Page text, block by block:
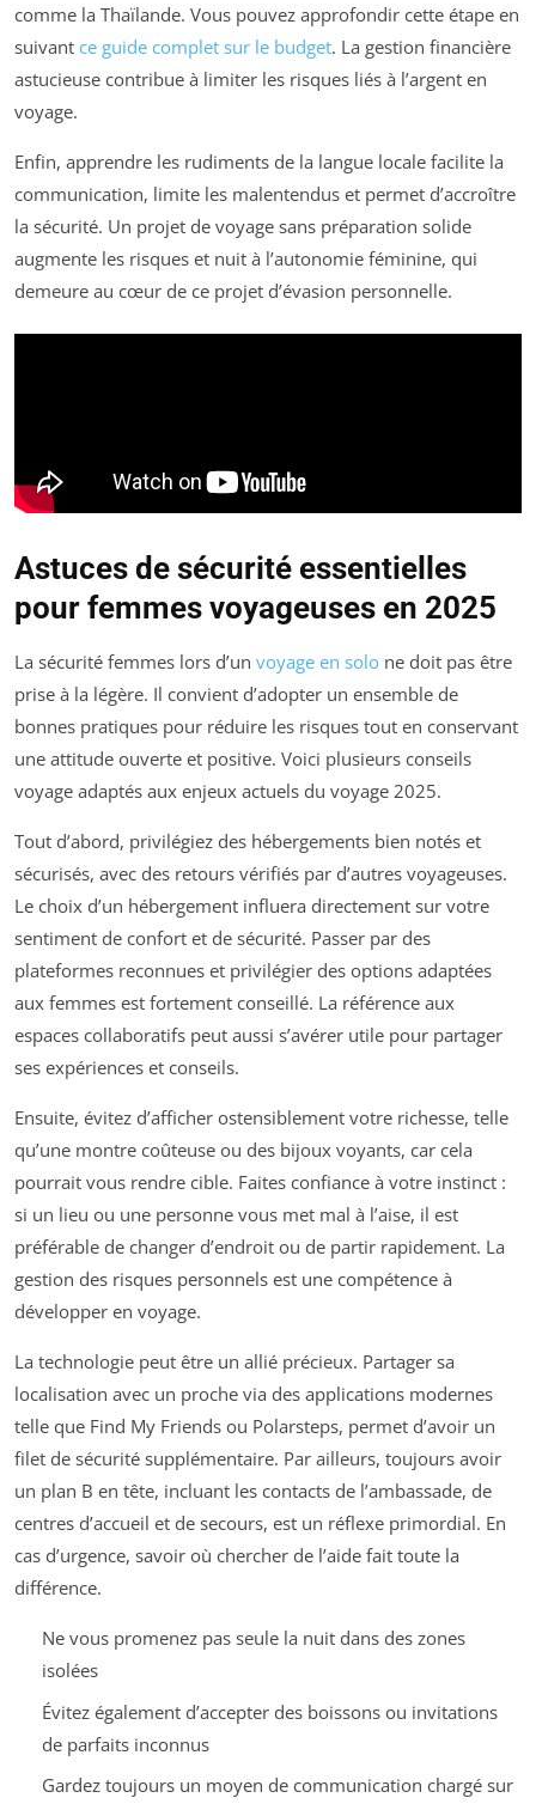
comme la Thaïlande. Vous pouvez approfondir cette étape en
suivant ce guide complet sur le budget. La gestion financière
astucieuse contribue à limiter les risques liés à l’argent en
voyage.
Enfin, apprendre les rudiments de la langue locale facilite la
communication, limite les malentendus et permet d’accroître
la sécurité. Un projet de voyage sans préparation solide
augmente les risques et nuit à l’autonomie féminine, qui
demeure au cœur de ce projet d’évasion personnelle.
Astuces de sécurité essentielles
pour femmes voyageuses en 2025
La sécurité femmes lors d’un voyage en solo ne doit pas être
prise à la légère. Il convient d’adopter un ensemble de
bonnes pratiques pour réduire les risques tout en conservant
une attitude ouverte et positive. Voici plusieurs conseils
voyage adaptés aux enjeux actuels du voyage 2025.
Tout d’abord, privilégiez des hébergements bien notés et
sécurisés, avec des retours vérifiés par d’autres voyageuses.
Le choix d’un hébergement influera directement sur votre
sentiment de confort et de sécurité. Passer par des
plateformes reconnues et privilégier des options adaptées
aux femmes est fortement conseillé. La référence aux
espaces collaboratifs peut aussi s’avérer utile pour partager
ses expériences et conseils.
Ensuite, évitez d’afficher ostensiblement votre richesse, telle
qu’une montre coûteuse ou des bijoux voyants, car cela
pourrait vous rendre cible. Faites confiance à votre instinct :
si un lieu ou une personne vous met mal à l’aise, il est
préférable de changer d’endroit ou de partir rapidement. La
gestion des risques personnels est une compétence à
développer en voyage.
La technologie peut être un allié précieux. Partager sa
localisation avec un proche via des applications modernes
telle que Find My Friends ou Polarsteps, permet d’avoir un
filet de sécurité supplémentaire. Par ailleurs, toujours avoir
un plan B en tête, incluant les contacts de l’ambassade, de
centres d’accueil et de secours, est un réflexe primordial. En
cas d’urgence, savoir où chercher de l’aide fait toute la
différence.
Ne vous promenez pas seule la nuit dans des zones
isolées
Évitez également d’accepter des boissons ou invitations
de parfaits inconnus
Gardez toujours un moyen de communication chargé sur